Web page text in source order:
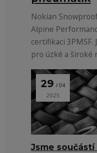
Nokian
Alpine
certifikaci
pro úzké a široké
29 04
2025
Jsme součástí